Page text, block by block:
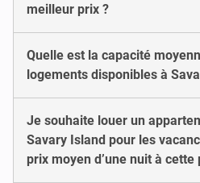
meilleur prix ?
Quelle est la capacité
logements disponibles à
Je souhaite louer un
Savary Island pour les
prix moyen d’une nuit à cette